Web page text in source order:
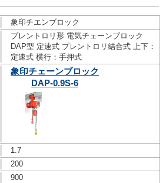
象印チエンブロック
プレントロリ形 電気チェーンブロック
DAP型 定速式 プレントロリ結合式 上下：
定速式 横行：手押式
象印チェーンブロック
DAP-0.9S-6
1.7
200
900